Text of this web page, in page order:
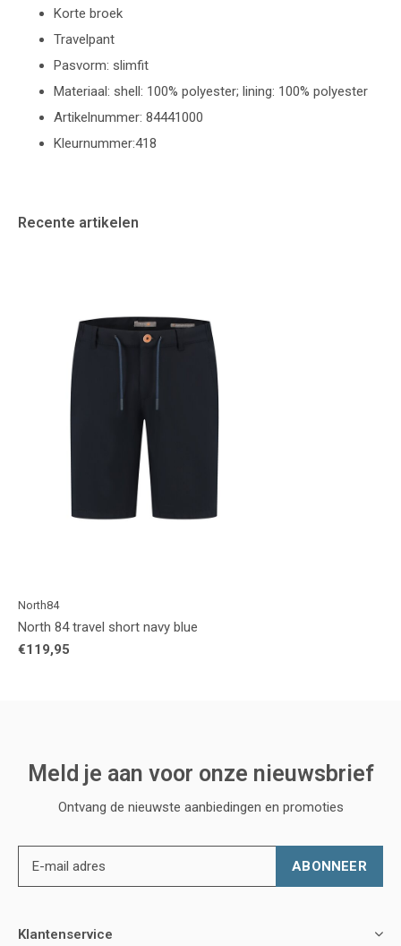
Korte broek
Travelpant
Pasvorm: slimfit
Materiaal: shell: 100% polyester; lining: 100% polyester
Artikelnummer: 84441000
Kleurnummer:418
Recente artikelen
North84
North 84 travel short navy blue
€119,95
Meld je aan voor onze nieuwsbrief
Ontvang de nieuwste aanbiedingen en promoties
ABONNEER
Klantenservice